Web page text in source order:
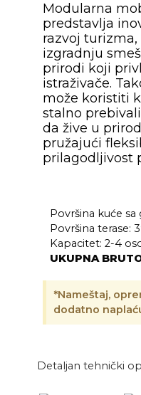
Modularna
predstavlja
razvoj
izgradnju
prirodi koji
istraživače.
može koristiti
stalno
da žive u
pružajući
prilagodljivost
Površina kuće sa
Površina terase:
Kapacitet: 2-4
UKUPNA
*Nameštaj,
dodatno
Detaljan tehnički